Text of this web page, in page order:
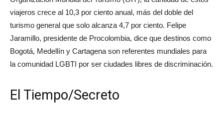
viajeros crece al 10,3 por ciento anual, más del doble del
turismo general que solo alcanza 4,7 por ciento. Felipe
Jaramillo, presidente de Procolombia, dice que destinos como
Bogotá, Medellín y Cartagena son referentes mundiales para
la comunidad LGBTI por ser ciudades libres de discriminación.
El Tiempo/Secreto